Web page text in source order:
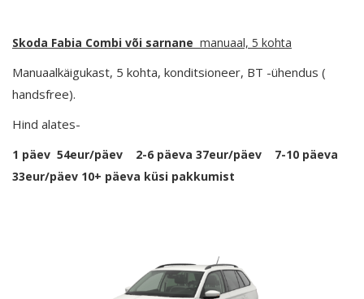
Skoda Fabia Combi või sarnane manuaal, 5 kohta
Manuaalkäigukast, 5 kohta, konditsioneer, BT -ühendus (
handsfree).
Hind alates-
1 päev 54eur/päev 2-6 päeva 37eur/päev 7-10 päeva
33eur/päev 10+ päeva küsi pakkumist